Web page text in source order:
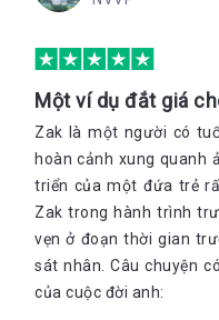
nhà sáng lập Liên đoàn
Những điều tai tiếng mà
của họ chìm trong những
những lời đe dọa giết hại
thông và cuộc sống tạm
khoảng 20 lần bị buộc phải
“Chúng tôi luôn phải
xóm nguy hiểm,
giáo. Tôi bị đánh ở
mập, lùn và ít nói.
trên phố… Tin đồn
Một ví dụ đắt giá
Zak là một người có
hoàn cảnh xung quanh
triển của một đứa trẻ
Zak trong hành trình
vẹn ở đoạn thời gian
sát nhân. Câu chuyện
của cuộc đời anh: